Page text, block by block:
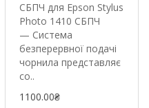
СБПЧ для Epson Stylus
Photo 1410 СБПЧ
— Система
безперервної подачі
чорнила представляє
со..
1100.00₴